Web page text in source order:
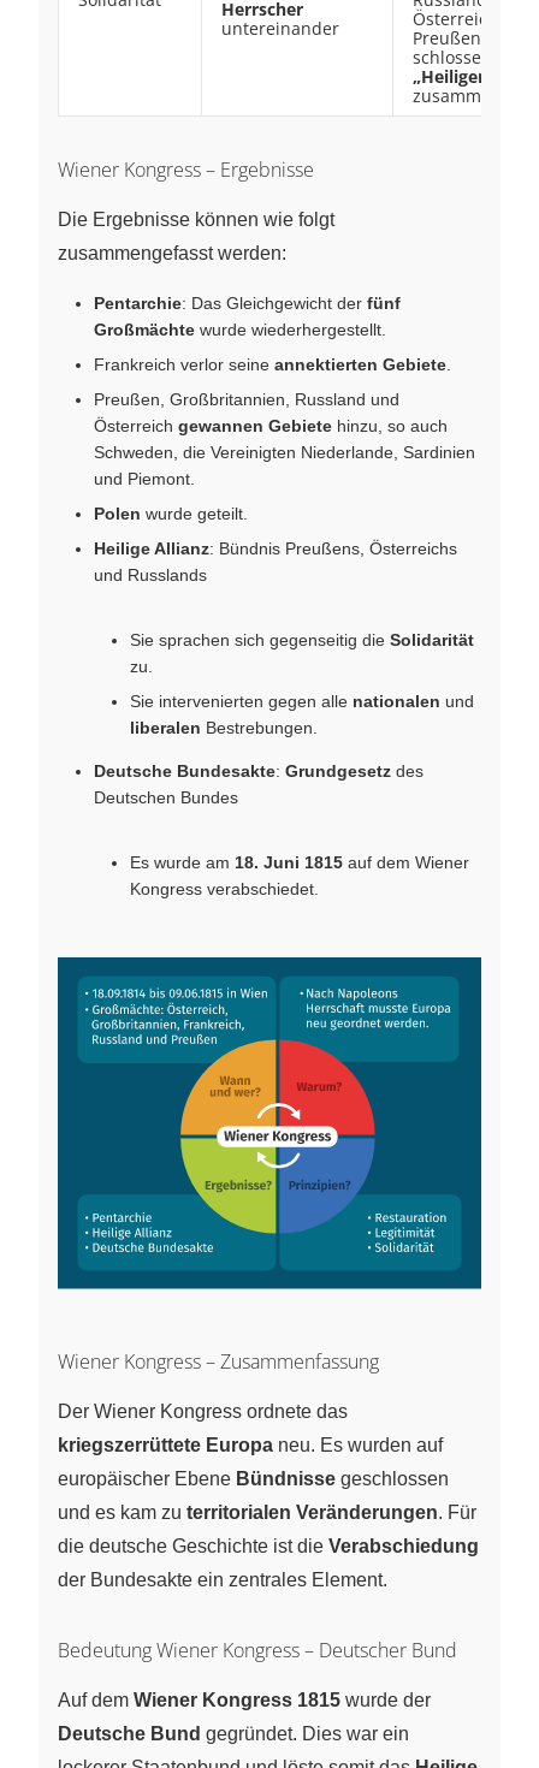
Herrscher
untereinander
Österreich und
Preußen
schlossen sich
„Heiligen
zusammen.
Wiener Kongress – Ergebnisse
Die Ergebnisse können wie folgt
zusammengefasst werden:
Pentarchie: Das Gleichgewicht der fünf
Großmächte wurde wiederhergestellt.
Frankreich verlor seine annektierten Gebiete
Preußen, Großbritannien, Russland und
Österreich gewannen Gebiete hinzu, so auch
Schweden, die Vereinigten Niederlande, Sardinien
und Piemont.
Polen wurde geteilt.
Heilige Allianz: Bündnis Preußens, Österreichs
und Russlands
Sie sprachen sich gegenseitig die Solidarität
zu.
Sie intervenierten gegen alle nationalen und
liberalen Bestrebungen.
Deutsche Bundesakte: Grundgesetz des
Deutschen Bundes
Es wurde am 18. Juni 1815 auf dem Wiener
Kongress verabschiedet.
Wiener Kongress – Zusammenfassung
Der Wiener Kongress ordnete das
kriegszerrüttete Europa neu. Es wurden auf
europäischer Ebene Bündnisse geschlossen
und es kam zu territorialen Veränderungen. Für
die deutsche Geschichte ist die Verabschiedung
der Bundesakte ein zentrales Element.
Bedeutung Wiener Kongress – Deutscher Bund
Auf dem Wiener Kongress 1815 wurde der
Deutsche Bund gegründet. Dies war ein